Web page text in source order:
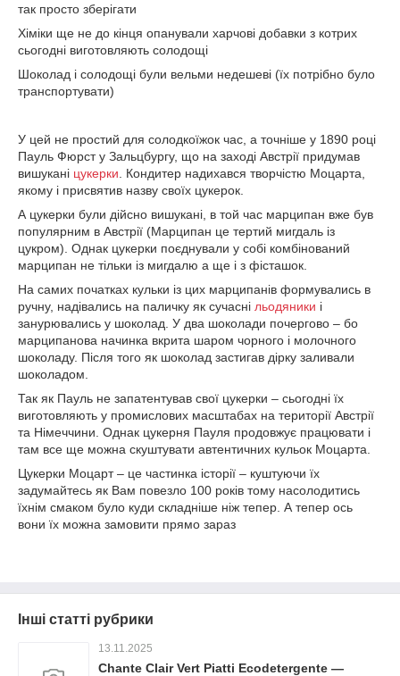
так просто зберігати
Хіміки ще не до кінця опанували харчові добавки з котрих
сьогодні виготовляють солодощі
Шоколад і солодощі були вельми недешеві (їх потрібно було
транспортувати)
У цей не простий для солодкоїжок час, а точніше у 1890 році
Пауль Фюрст у Зальцбургу, що на заході Австрії придумав
вишукані цукерки . Кондитер надихався творчістю Моцарта,
якому і присвятив назву своїх цукерок.
А цукерки були дійсно вишукані, в той час марципан вже був
популярним в Австрії (Марципан це тертий мигдаль із
цукром). Однак цукерки поєднували у собі комбінований
марципан не тільки із мигдалю а ще і з фісташок.
На самих початках кульки із цих марципанів формувались в
ручну, надівались на паличку як сучасні льодяники і
занурювались у шоколад. У два шоколади почергово – бо
марципанова начинка вкрита шаром чорного і молочного
шоколаду. Після того як шоколад застигав дірку заливали
шоколадом.
Так як Пауль не запатентував свої цукерки – сьогодні їх
виготовляють у промислових масштабах на території Австрії
та Німеччини. Однак цукерня Пауля продовжує працювати і
там все ще можна скуштувати автентичних кульок Моцарта.
Цукерки Моцарт – це частинка історії – куштуючи їх
задумайтесь як Вам повезло 100 років тому насолодитись
їхнім смаком було куди складніше ніж тепер. А тепер ось
вони їх можна замовити прямо зараз
Інші статті рубрики
13.11.2025
Chante Clair Vert Piatti Ecodetergente —